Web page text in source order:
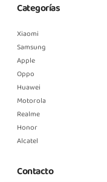
Categorías
Xiaomi
Samsung
Apple
Oppo
Huawei
Motorola
Realme
Honor
Alcatel
Contacto